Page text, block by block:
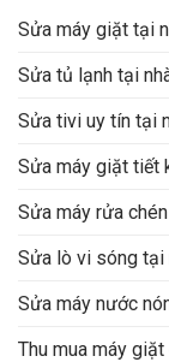
Sửa máy giặt tại
Sửa tủ lạnh tại
Sửa tivi uy tín tại
Sửa máy giặt tiết
Sửa máy rửa
Sửa lò vi sóng tại
Sửa máy nước
Thu mua máy